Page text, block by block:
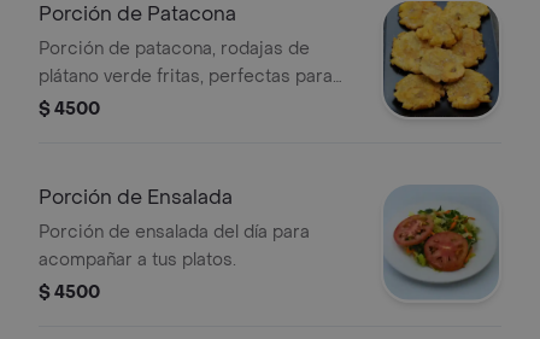
Porción de Patacona
Porción de patacona, rodajas de
plátano verde fritas, perfectas para
acompañar tus platos.
$ 4500
Porción de Ensalada
Porción de ensalada del día para
acompañar a tus platos.
$ 4500